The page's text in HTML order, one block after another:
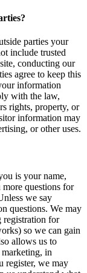
parties your
include trusted
conducting our
agree to keep this
information
with the law,
rights, property, or
information may
or other uses.
is your name,
questions for
we say
questions. We may
registration for
so we can gain
allows us to
marketing, in
register, we may